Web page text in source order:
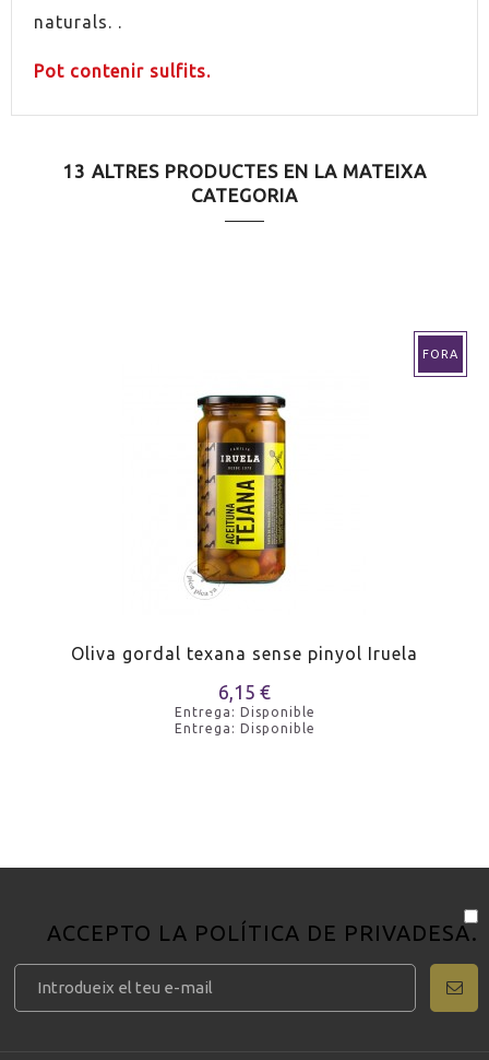
naturals. .
Pot contenir sulfits.
13 ALTRES PRODUCTES EN LA MATEIXA
CATEGORIA
FORA
Oliva gordal texana sense pinyol Iruela
6,15 €
Entrega: Disponible
Entrega: Disponible
ACCEPTO LA POLÍTICA DE PRIVADESA.